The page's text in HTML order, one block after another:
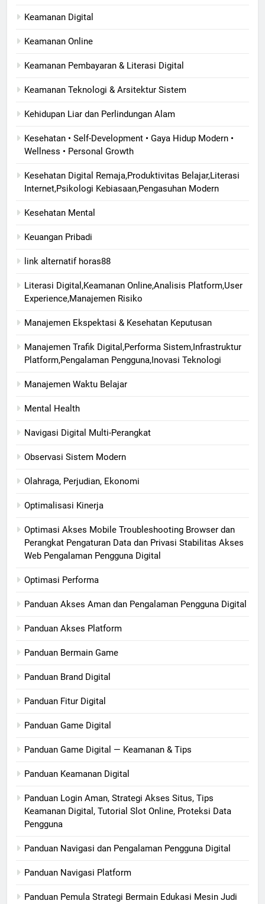
Keamanan Digital
Keamanan Online
Keamanan Pembayaran & Literasi Digital
Keamanan Teknologi & Arsitektur Sistem
Kehidupan Liar dan Perlindungan Alam
Kesehatan • Self-Development • Gaya Hidup Modern •
Wellness • Personal Growth
Kesehatan Digital Remaja,Produktivitas Belajar,Literasi
Internet,Psikologi Kebiasaan,Pengasuhan Modern
Kesehatan Mental
Keuangan Pribadi
link alternatif horas88
Literasi Digital,Keamanan Online,Analisis Platform,User
Experience,Manajemen Risiko
Manajemen Ekspektasi & Kesehatan Keputusan
Manajemen Trafik Digital,Performa Sistem,Infrastruktur
Platform,Pengalaman Pengguna,Inovasi Teknologi
Manajemen Waktu Belajar
Mental Health
Navigasi Digital Multi-Perangkat
Observasi Sistem Modern
Olahraga, Perjudian, Ekonomi
Optimalisasi Kinerja
Optimasi Akses Mobile Troubleshooting Browser dan
Perangkat Pengaturan Data dan Privasi Stabilitas Akses
Web Pengalaman Pengguna Digital
Optimasi Performa
Panduan Akses Aman dan Pengalaman Pengguna Digital
Panduan Akses Platform
Panduan Bermain Game
Panduan Brand Digital
Panduan Fitur Digital
Panduan Game Digital
Panduan Game Digital — Keamanan & Tips
Panduan Keamanan Digital
Panduan Login Aman, Strategi Akses Situs, Tips
Keamanan Digital, Tutorial Slot Online, Proteksi Data
Pengguna
Panduan Navigasi dan Pengalaman Pengguna Digital
Panduan Navigasi Platform
Panduan Pemula Strategi Bermain Edukasi Mesin Judi